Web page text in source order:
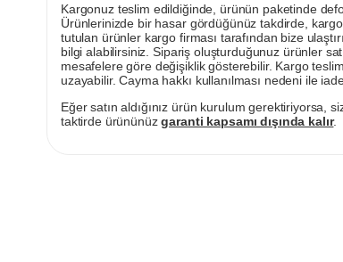
Kargonuz teslim edildiğinde, ürünün paketinde
Ürünlerinizde bir hasar gördüğünüz takdirde,
tutulan ürünler kargo firması tarafından bize
bilgi alabilirsiniz. Sipariş oluşturduğunuz ürünler
mesafelere göre değişiklik gösterebilir. Kargo
uzayabilir. Cayma hakkı kullanılması nedeni ile
Eğer satın aldığınız ürün kurulum gerektiriyorsa,
taktirde ürününüzgaranti kapsamı dışında kalır.